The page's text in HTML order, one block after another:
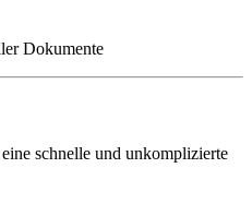
Dokumente
schnelle und unkomplizierte